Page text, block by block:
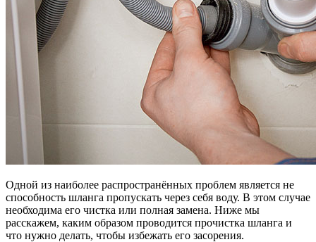
Одной из наиболее распространённых проблем является не
способность шланга пропускать через себя воду. В этом случае
необходима его чистка или полная замена. Ниже мы
расскажем, каким образом проводится прочистка шланга и
что нужно делать, чтобы избежать его засорения.